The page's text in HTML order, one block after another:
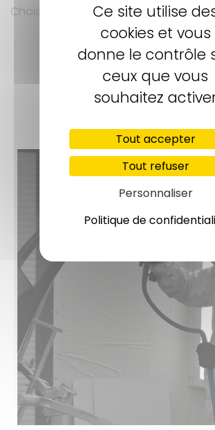
Choisissez la qualité avec Lesaffre
Ce site utilise
cookies et vous
donne le contrôle
ceux que vous
souhaitez
Tout accepter
Tout refuser
Personnaliser
Politique de